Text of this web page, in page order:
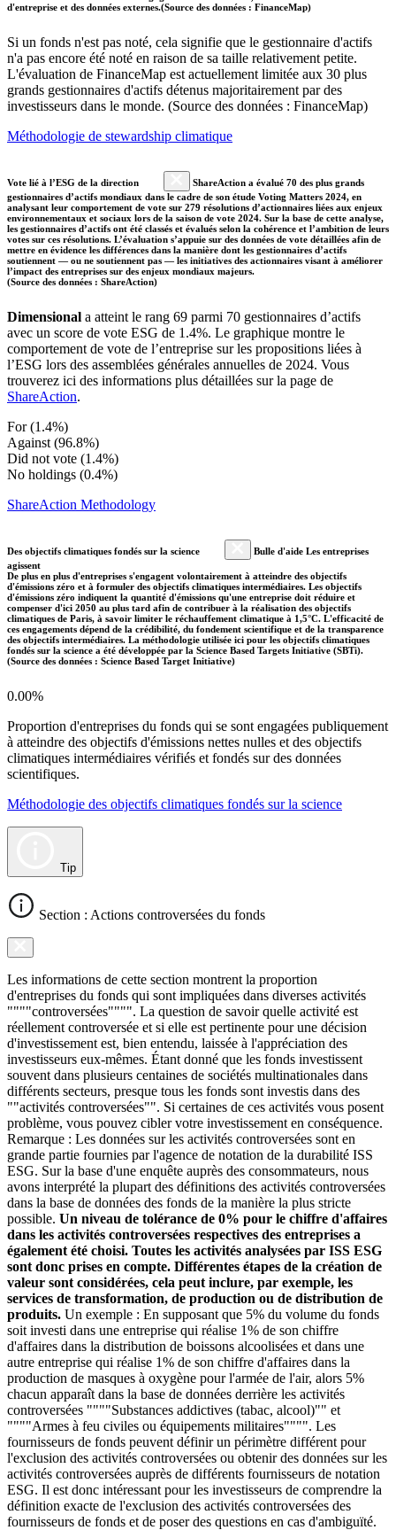
d'entreprise et des données externes.(Source des données : FinanceMap)
Si un fonds n'est pas noté, cela signifie que le gestionnaire d'actifs
n'a pas encore été noté en raison de sa taille relativement petite.
L'évaluation de FinanceMap est actuellement limitée aux 30 plus
grands gestionnaires d'actifs détenus majoritairement par des
investisseurs dans le monde. (Source des données : FinanceMap)
Méthodologie de stewardship climatique
Vote lié à l’ESG de la direction
ShareAction a évalué 70 des plus grands
gestionnaires d’actifs mondiaux dans le cadre de son étude Voting Matters 2024, en
analysant leur comportement de vote sur 279 résolutions d’actionnaires liées aux enjeux
environnementaux et sociaux lors de la saison de vote 2024. Sur la base de cette analyse,
les gestionnaires d’actifs ont été classés et évalués selon la cohérence et l’ambition de leurs
votes sur ces résolutions. L’évaluation s’appuie sur des données de vote détaillées afin de
mettre en évidence les différences dans la manière dont les gestionnaires d’actifs
soutiennent — ou ne soutiennent pas — les initiatives des actionnaires visant à améliorer
l’impact des entreprises sur des enjeux mondiaux majeurs.
(Source des données : ShareAction)
Dimensional a atteint le rang 69 parmi 70 gestionnaires d’actifs
avec un score de vote ESG de 1.4%. Le graphique montre le
comportement de vote de l’entreprise sur les propositions liées à
l’ESG lors des assemblées générales annuelles de 2024. Vous
trouverez ici des informations plus détaillées sur la page de
ShareAction.
For (1.4%)
Against (96.8%)
Did not vote (1.4%)
No holdings (0.4%)
ShareAction Methodology
Des objectifs climatiques fondés sur la science
Bulle d'aide Les entreprises
agissent
De plus en plus d'entreprises s'engagent volontairement à atteindre des objectifs
d'émissions zéro et à formuler des objectifs climatiques intermédiaires. Les objectifs
d'émissions zéro indiquent la quantité d'émissions qu'une entreprise doit réduire et
compenser d'ici 2050 au plus tard afin de contribuer à la réalisation des objectifs
climatiques de Paris, à savoir limiter le réchauffement climatique à 1,5°C. L'efficacité de
ces engagements dépend de la crédibilité, du fondement scientifique et de la transparence
des objectifs intermédiaires. La méthodologie utilisée ici pour les objectifs climatiques
fondés sur la science a été développée par la Science Based Targets Initiative (SBTi).
(Source des données : Science Based Target Initiative)
0.00%
Proportion d'entreprises du fonds qui se sont engagées publiquement
à atteindre des objectifs d'émissions nettes nulles et des objectifs
climatiques intermédiaires vérifiés et fondés sur des données
scientifiques.
Méthodologie des objectifs climatiques fondés sur la science
Tip
Section : Actions controversées du fonds
Les informations de cette section montrent la proportion
d'entreprises du fonds qui sont impliquées dans diverses activités
""""controversées"""". La question de savoir quelle activité est
réellement controversée et si elle est pertinente pour une décision
d'investissement est, bien entendu, laissée à l'appréciation des
investisseurs eux-mêmes. Étant donné que les fonds investissent
souvent dans plusieurs centaines de sociétés multinationales dans
différents secteurs, presque tous les fonds sont investis dans des
""activités controversées"". Si certaines de ces activités vous posent
problème, vous pouvez cibler votre investissement en conséquence.
Remarque : Les données sur les activités controversées sont en
grande partie fournies par l'agence de notation de la durabilité ISS
ESG. Sur la base d'une enquête auprès des consommateurs, nous
avons interprété la plupart des définitions des activités controversées
dans la base de données des fonds de la manière la plus stricte
possible. Un niveau de tolérance de 0% pour le chiffre d'affaires
dans les activités controversées respectives des entreprises a
également été choisi. Toutes les activités analysées par ISS ESG
sont donc prises en compte. Différentes étapes de la création de
valeur sont considérées, cela peut inclure, par exemple, les
services de transformation, de production ou de distribution de
produits. Un exemple : En supposant que 5% du volume du fonds
soit investi dans une entreprise qui réalise 1% de son chiffre
d'affaires dans la distribution de boissons alcoolisées et dans une
autre entreprise qui réalise 1% de son chiffre d'affaires dans la
production de masques à oxygène pour l'armée de l'air, alors 5%
chacun apparaît dans la base de données derrière les activités
controversées """"Substances addictives (tabac, alcool)"" et
""""Armes à feu civiles ou équipements militaires"""". Les
fournisseurs de fonds peuvent définir un périmètre différent pour
l'exclusion des activités controversées ou obtenir des données sur les
activités controversées auprès de différents fournisseurs de notation
ESG. Il est donc intéressant pour les investisseurs de comprendre la
définition exacte de l'exclusion des activités controversées des
fournisseurs de fonds et de poser des questions en cas d'ambiguïté.